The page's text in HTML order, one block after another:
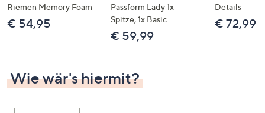
um
diese
Riemen Memory Foam
€ 54,95
Passform Lady 1x
Spitze, 1x Basic
€ 59,99
Details
€ 72,99
Wie wär's hiermit?